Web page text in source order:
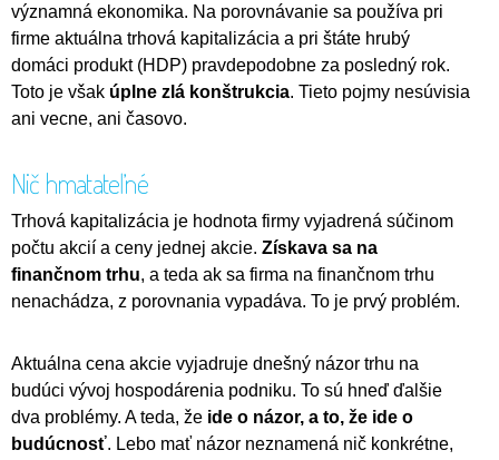
významná ekonomika. Na porovnávanie sa používa pri
firme aktuálna trhová kapitalizácia a pri štáte hrubý
domáci produkt (HDP) pravdepodobne za posledný rok.
Toto je však úplne zlá konštrukcia. Tieto pojmy nesúvisia
ani vecne, ani časovo.
Nič hmatateľné
Trhová kapitalizácia je hodnota firmy vyjadrená súčinom
počtu akcií a ceny jednej akcie. Získava sa na
finančnom trhu, a teda ak sa firma na finančnom trhu
nenachádza, z porovnania vypadáva. To je prvý problém.
Aktuálna cena akcie vyjadruje dnešný názor trhu na
budúci vývoj hospodárenia podniku. To sú hneď ďalšie
dva problémy. A teda, že ide o názor, a to, že ide o
budúcnosť. Lebo mať názor neznamená nič konkrétne,